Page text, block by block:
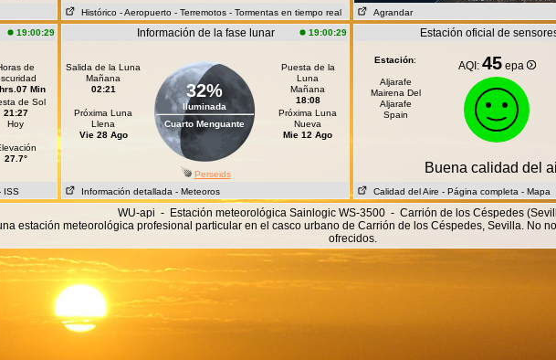
Histórico - Aeropuerto - Terremotos - Tormentas en tiempo real Agrandar
19:00:29
de
Min
de Sol
21:27
Hoy
27.7°
ISS
Información de la fase lunar 19:00:29
Salida de la Luna
Mañana
02:21
Próxima Luna
Llena
Vie 28 Ago
32%
Iluminada
Cuarto Menguante
Puesta de la
Luna
Mañana
18:08
Próxima Luna
Nueva
Mie 12 Ago
Perseids
Información detallada - Meteoros
Estación oficial de
Estación:
Aljarafe
Mairena Del
Aljarafe
Spain
AQI: 45 epa
Buena calidad del
Calidad del Aire - Página completa - Mapa
WU-api - Estación meteorológica Sainlogic WS-3500 - Carrión de los Céspedes
estación meteorológica profesional particular en el casco urbano de Carrión de los Céspedes, Sevilla. No
ofrecidos.